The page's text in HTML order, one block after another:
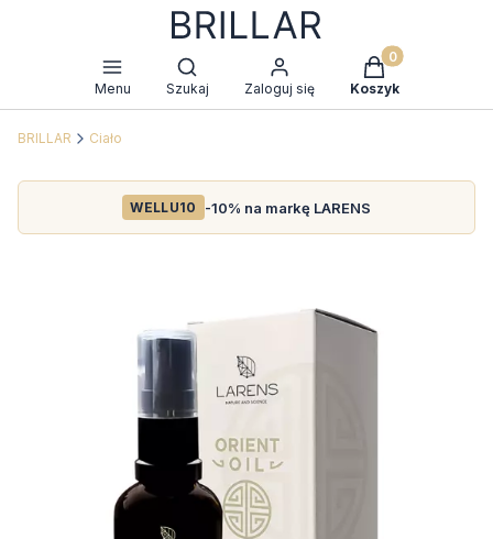
Menu
Otwórz wyszukiwarkę
Szukaj Zaloguj się
Produkty w
Koszyk
BRILLAR Ciało
WELLU10 -10% na markę LARENS